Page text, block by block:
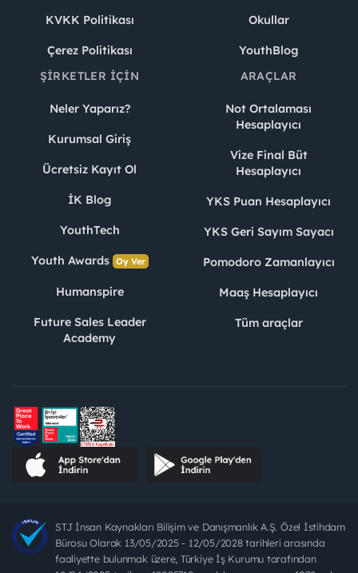
KVKK Politikası
Çerez Politikası
Okullar
YouthBlog
ŞIRKETLER İÇIN
Neler Yaparız?
Kurumsal Giriş
Ücretsiz Kayıt Ol
İK Blog
YouthTech
Youth Awards Oy Ver
Humanspire
Future Sales Leader
Academy
ARAÇLAR
Not Ortalaması
Hesaplayıcı
Vize Final Büt
Hesaplayıcı
YKS Puan Hesaplayıcı
YKS Geri Sayım Sayacı
Pomodoro Zamanlayıcı
Maaş Hesaplayıcı
Tüm araçlar
STJ İnsan Kaynakları Bilişim ve Danışmanlık A.Ş. Özel İstihdam
Bürosu Olarak 13/05/2025 - 12/05/2028 tarihleri arasında
faaliyette bulunmak üzere, Türkiye İş Kurumu tarafından